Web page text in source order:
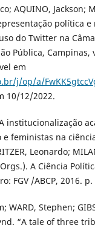
AQUINO, Jackson;
política e
do Twitter na
Pública, Campinas,
em
j/op/a/
10/12/2022.
institucionalização
e feministas na
Leonardo;
A Ciência
FGV /ABCP, 2016.
WARD, Stephen;
“A tale of three